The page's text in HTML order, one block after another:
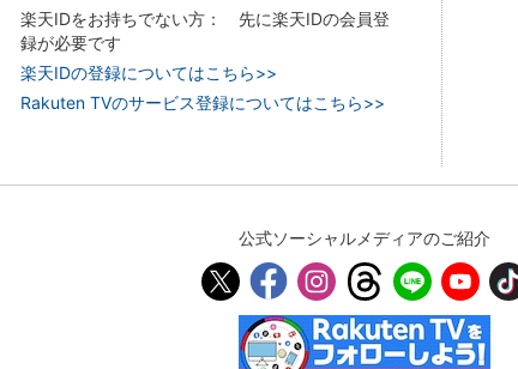
楽天IDをお持ちでない方： 先に楽天IDの会員登
録が必要です
楽天IDの登録についてはこちら>>
Rakuten TVのサービス登録についてはこちら>>
公式ソーシャルメディアのご紹介